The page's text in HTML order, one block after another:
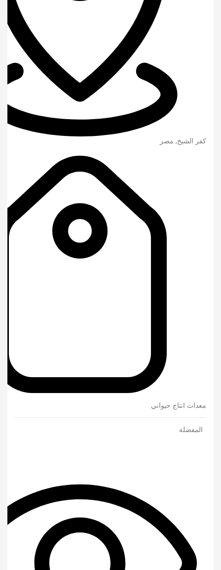
كفر الشيخ, مصر
معدات انتاج حيواني
المفضلة